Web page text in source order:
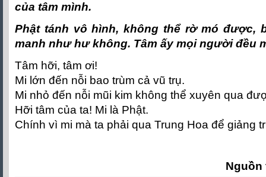
của tâm mình.
Phật tánh vô hình, không thể rờ mó được,
manh như hư không. Tâm ấy mọi người đều
Tâm hỡi, tâm ơi!
Mi lớn đến nỗi bao trùm cả vũ trụ.
Mi nhỏ đến nỗi mũi kim không thể xuyên qua
Hỡi tâm của ta! Mi là Phật.
Chính vì mi mà ta phải qua Trung Hoa để giảng